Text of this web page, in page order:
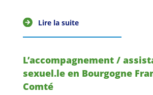
Lire la suite
L’accompagnement /
sexuel.le en Bourgogne
Comté